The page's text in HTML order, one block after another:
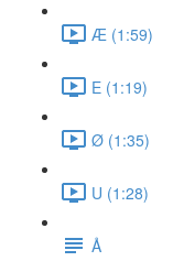
Æ (1:59)
E (1:19)
Ø (1:35)
U (1:28)
Å